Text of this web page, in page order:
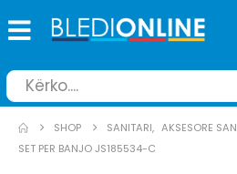
SHOP SANITARI, AKSESORE
SET PER BANJO JS185534-C